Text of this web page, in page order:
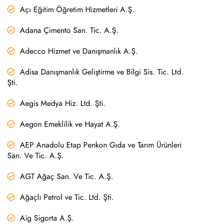
Açı Eğitim Öğretim Hizmetleri A.Ş.
Adana Çimento San. Tic. A.Ş.
Adecco Hizmet ve Danışmanlık A.Ş.
Adisa Danışmanlık Geliştirme ve Bilgi Sis. Tic. Ltd.
Şti.
Aegis Medya Hiz. Ltd. Şti.
Aegon Emeklilik ve Hayat A.Ş.
AEP Anadolu Etap Penkon Gıda ve Tarım Ürünleri
San. Ve Tic. A.Ş.
AGT Ağaç San. Ve Tic. A.Ş.
Ağaçlı Petrol ve Tic. Ltd. Şti.
Aig Sigorta A.Ş.